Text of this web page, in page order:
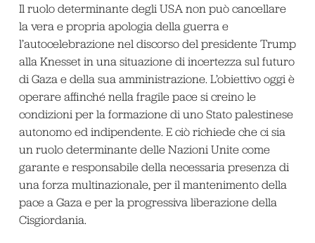
Il ruolo determinante degli USA non può cancellare
la vera e propria apologia della guerra e
l’autocelebrazione nel discorso del presidente Trump
alla Knesset in una situazione di incertezza sul futuro
di Gaza e della sua amministrazione. L’obiettivo oggi è
operare affinché nella fragile pace si creino le
condizioni per la formazione di uno Stato palestinese
autonomo ed indipendente. E ciò richiede che ci sia
un ruolo determinante delle Nazioni Unite come
garante e responsabile della necessaria presenza di
una forza multinazionale, per il mantenimento della
pace a Gaza e per la progressiva liberazione della
Cisgiordania.